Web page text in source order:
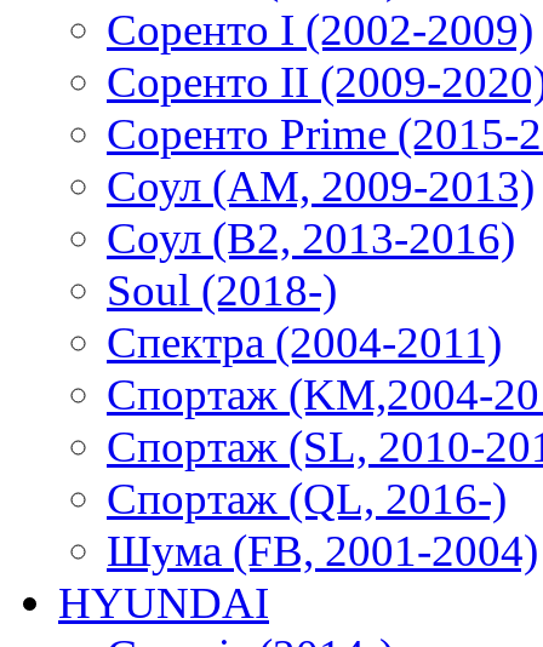
Соренто I (2002-2009)
Соренто II (2009-
Соренто Prime (2015-
Соул (AM, 2009-2013)
Соул (B2, 2013-2016)
Soul (2018-)
Спектра (2004-2011)
Спортаж (KM,2004-
Спортаж (SL, 2010-
Спортаж (QL, 2016-)
Шума (FB, 2001-2004)
HYUNDAI